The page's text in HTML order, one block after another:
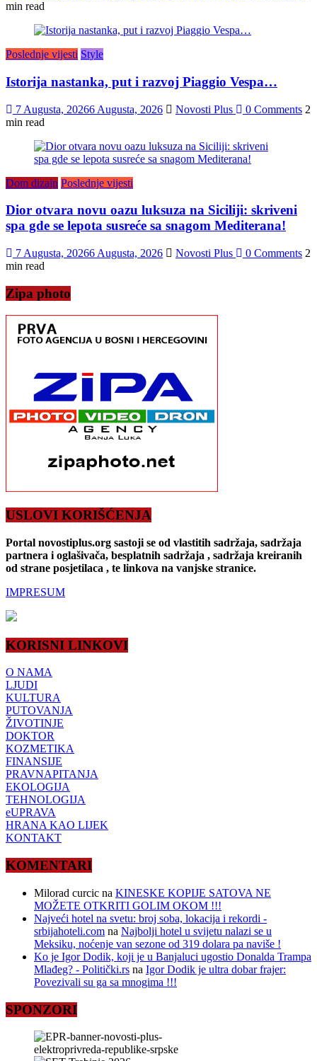
min read
Poslednje vijesti Style
Istorija nastanka, put i razvoj Piaggio Vespa…
7 Augusta, 20266 Augusta, 2026 Novosti Plus 0 Comments 2
min read
Dom dizajn Poslednje vijesti
Dior otvara novu oazu luksuza na Siciliji: skriveni
spa gde se lepota susreće sa snagom Mediterana!
7 Augusta, 20266 Augusta, 2026 Novosti Plus 0 Comments 2
min read
Zipa photo
USLOVI KORIŠĆENJA
Portal novostiplus.org sastoji se od vlastitih sadržaja, sadržaja
partnera i oglašivača, besplatnih sadržaja , sadržaja kreiranih
od strane posjetilaca , te linkova na vanjske stranice.
IMPRESUM
KORISNI LINKOVI
O NAMA
LJUDI
KULTURA
PUTOVANJA
ŽIVOTINJE
DOKTOR
KOZMETIKA
FINANSIJE
PRAVNAPITANJA
EKOLOGIJA
TEHNOLOGIJA
eUPRAVA
HRANA KAO LIJEK
KONTAKT
KOMENTARI
Milorad curcic na KINESKE KOPIJE SATOVA NE
MOŽETE OTKRITI GOLIM OKOM !!!
Najveći hotel na svetu: broj soba, lokacija i rekordi -
srbijahoteli.com na Najbolji hotel u svijetu nalazi se u
Meksiku, noćenje van sezone od 319 dolara pa naviše !
Ko je Igor Dodik, koji je u Banjaluci ugostio Donalda Trampa
Mlađeg? - Politički.rs na Igor Dodik je ultra dobar frajer:
Povezivali su ga sa mnogima !!!
SPONZORI